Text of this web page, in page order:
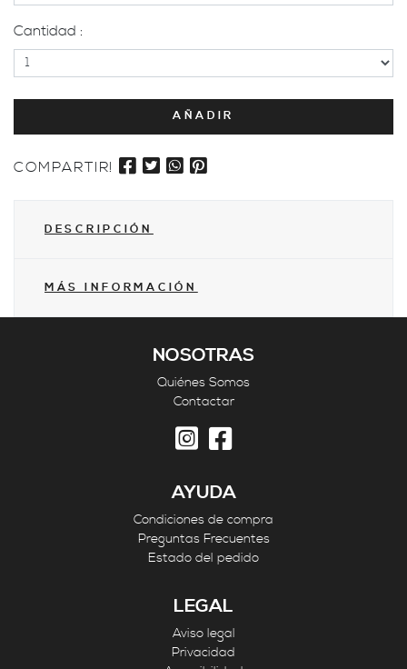
Cantidad :
AÑADIR
COMPARTIR!
DESCRIPCIÓN
MÁS INFORMACIÓN
NOSOTRAS
Quiénes Somos
Contactar
AYUDA
Condiciones de compra
Preguntas Frecuentes
Estado del pedido
LEGAL
Aviso legal
Privacidad